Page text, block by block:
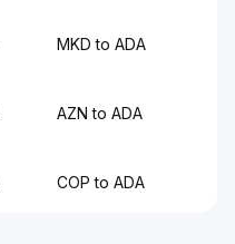
MKD to ADA
AZN to ADA
COP to ADA